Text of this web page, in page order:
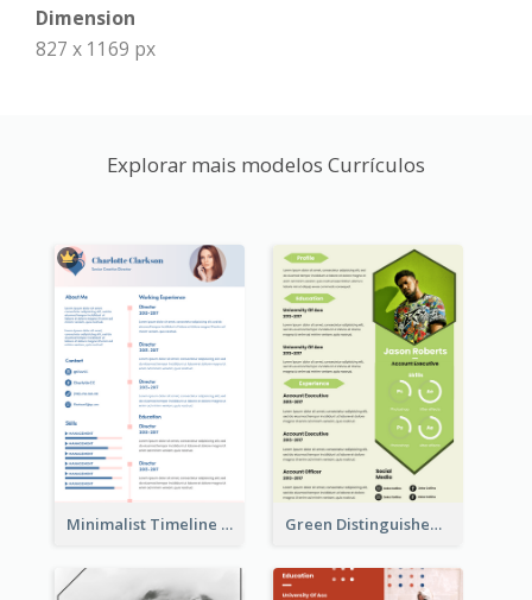
Dimension
827 x 1169 px
Explorar mais modelos Currículos
Minimalist Timeline Medical Student Resume Green Distinguished Resume